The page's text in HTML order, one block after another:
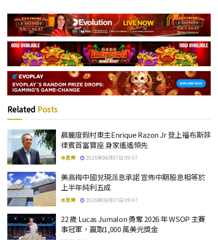
Related Posts
晨麗度假村東主Enrique Razon Jr 登上福布斯菲
律賓首富寶座 身家遙遙領先
本思齊 2026年08月07日 09:57
美高梅中國兌現派息承諾 宣佈中期股息相等於
上半年純利五成
本思齊 2026年08月07日 09:47
22 歲 Lucas Jumalon 勇奪 2026 年 WSOP 主賽
事冠軍，贏取1,000 萬美元獎金